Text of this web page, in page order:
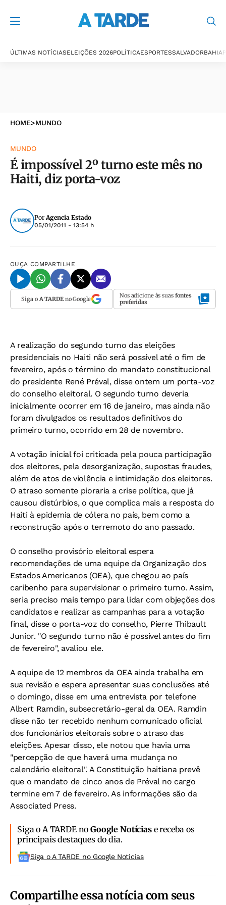
ÚLTIMAS NOTÍCIASELEIÇÕES 2026POLÍTICAESPORTESSALVADORBAHIA
HOME>MUNDO
MUNDO
É impossível 2º turno este mês no
Haiti, diz porta-voz
PorAgencia Estado
05/01/2011 - 13:54 h
OUÇA COMPARTILHE
Siga o A TARDEno Google Nos adicione às suas fontes
preferidas
A realização do segundo turno das eleições
presidenciais no Haiti não será possível até o fim de
fevereiro, após o término do mandato constitucional
do presidente René Préval, disse ontem um porta-voz
do conselho eleitoral. O segundo turno deveria
inicialmente ocorrer em 16 de janeiro, mas ainda não
foram divulgados os resultados definitivos do
primeiro turno, ocorrido em 28 de novembro.
A votação inicial foi criticada pela pouca participação
dos eleitores, pela desorganização, supostas fraudes,
além de atos de violência e intimidação dos eleitores.
O atraso somente pioraria a crise política, que já
causou distúrbios, o que complica mais a resposta do
Haiti à epidemia de cólera no país, bem como a
reconstrução após o terremoto do ano passado.
O conselho provisório eleitoral espera
recomendações de uma equipe da Organização dos
Estados Americanos (OEA), que chegou ao país
caribenho para supervisionar o primeiro turno. Assim,
seria preciso mais tempo para lidar com objeções dos
candidatos e realizar as campanhas para a votação
final, disse o porta-voz do conselho, Pierre Thibault
Junior. "O segundo turno não é possível antes do fim
de fevereiro", avaliou ele.
A equipe de 12 membros da OEA ainda trabalha em
sua revisão e espera apresentar suas conclusões até
o domingo, disse em uma entrevista por telefone
Albert Ramdin, subsecretário-geral da OEA. Ramdin
disse não ter recebido nenhum comunicado oficial
dos funcionários eleitorais sobre o atraso das
eleições. Apesar disso, ele notou que havia uma
"percepção de que haverá uma mudança no
calendário eleitoral". A Constituição haitiana prevê
que o mandato de cinco anos de Préval no cargo
termine em 7 de fevereiro. As informações são da
Associated Press.
Siga o A TARDE noGoogle Notíciase receba os
principais destaques do dia.
Siga o A TARDE no Google Noticias
Compartilhe essa notícia com seus